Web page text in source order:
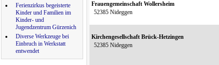
Ferienzirkus begeisterte
Kinder und Familien im
Kinder- und
Jugendzentrum Gürzenich
Diverse Werkzeuge bei
Einbruch in Werkstatt
entwendet
Frauengemeinschaft Wollersheim
52385 Nideggen
Kirchengesellschaft Brück-Hetzingen
52385 Nideggen